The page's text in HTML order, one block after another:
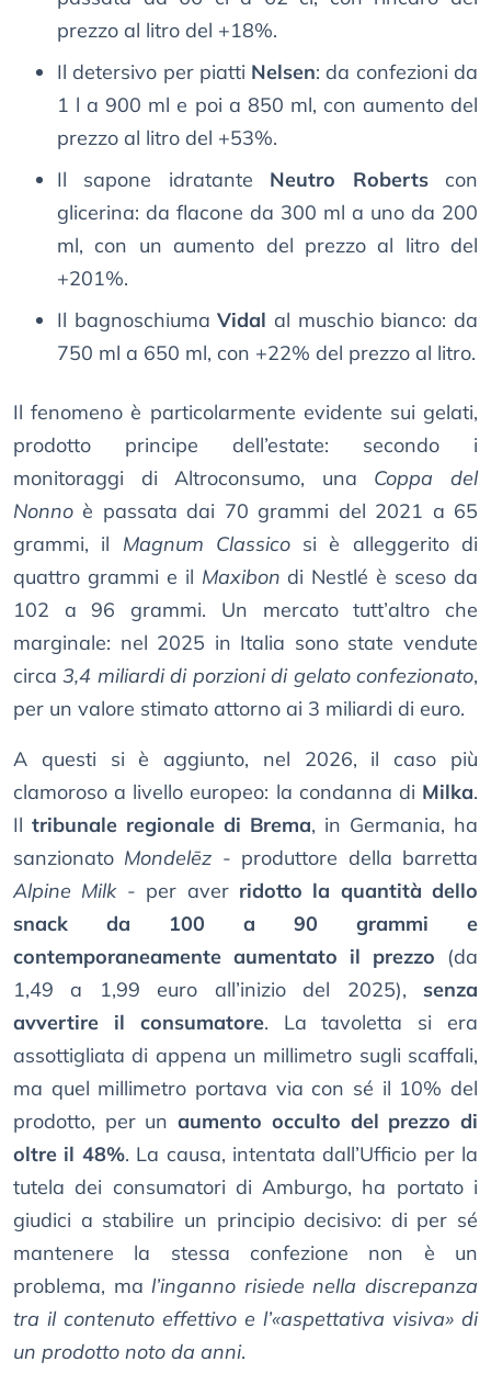
prezzo al litro del +18%.
Il detersivo per piatti Nelsen: da confezioni da
1 l a 900 ml e poi a 850 ml, con aumento del
prezzo al litro del +53%.
Il sapone idratante Neutro Robertscon
glicerina: da flacone da 300 ml a uno da 200
ml, con un aumento del prezzo al litro del
+201%.
Il bagnoschiumaVidal al muschio bianco: da
750 ml a 650 ml, con +22% del prezzo al litro.
Il fenomeno è particolarmente evidente sui gelati,
prodotto principe dell’estate: secondo i
monitoraggi di Altroconsumo, una Coppa del
Nonno è passata dai 70 grammi del 2021 a 65
grammi, il Magnum Classicosi è alleggerito di
quattro grammi e il Maxibon di Nestlé è sceso da
102 a 96 grammi. Un mercato tutt’altro che
marginale: nel 2025 in Italia sono state vendute
circa3,4 miliardi di porzioni di gelato confezionato,
per un valore stimato attorno ai 3 miliardi di euro.
A questi si è aggiunto, nel 2026, il caso più
clamoroso a livello europeo: la condanna di Milka.
Il tribunale regionale di Brema, in Germania, ha
sanzionato Mondelēz - produttore della barretta
Alpine Milk- per aver ridotto la quantità dello
snack da 100 a 90 grammi e
contemporaneamente aumentato il prezzo (da
1,49 a 1,99 euro all’inizio del 2025), senza
avvertire il consumatore. La tavoletta si era
assottigliata di appena un millimetro sugli scaffali,
ma quel millimetro portava via con sé il 10% del
prodotto, per unaumento occulto del prezzo di
oltre il 48%. La causa, intentata dall’Ufficio per la
tutela dei consumatori di Amburgo, ha portato i
giudici a stabilire un principio decisivo: di per sé
mantenere la stessa confezione non è un
problema, mal’inganno risiede nella discrepanza
tra il contenuto effettivo e l’«aspettativa visiva» di
un prodotto noto da anni.